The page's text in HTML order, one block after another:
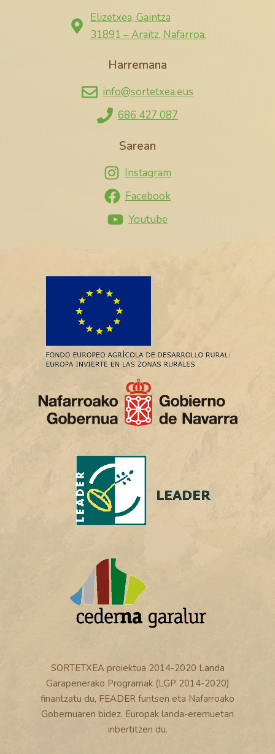
Elizetxea, Gaintza
31891 – Araitz, Nafarroa.
Harremana
info@sortetxea.eus
686 427 087
Sarean
Instagram
Facebook
Youtube
SORTETXEA proiektua 2014-2020 Landa
Garapenerako Programak (LGP 2014-2020)
finantzatu du, FEADER funtsen eta Nafarroako
Gobernuaren bidez. Europak landa-eremuetan
inbertitzen du.